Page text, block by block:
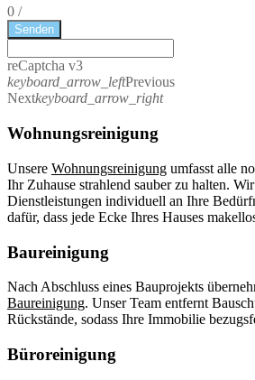
0 /
Senden
reCaptcha v3
keyboard_arrow_leftPrevious
Nextkeyboard_arrow_right
Wohnungsreinigung
Unsere Wohnungsreinigung umfasst alle
Ihr Zuhause strahlend sauber zu halten. Wir
Dienstleistungen individuell an Ihre
dafür, dass jede Ecke Ihres Hauses
Baureinigung
Nach Abschluss eines Bauprojekts
Baureinigung. Unser Team entfernt
Rückstände, sodass Ihre Immobilie
Büroreinigung